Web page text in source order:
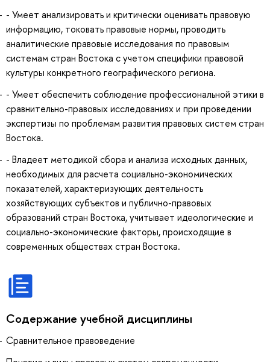
- Умеет анализировать и критически оценивать правовую
информацию, токовать правовые нормы, проводить
аналитические правовые исследования по правовым
системам стран Востока с учетом специфики правовой
культуры конкретного географического региона.
- Умеет обеспечить соблюдение профессиональной этики в
сравнительно-правовых исследованиях и при проведении
экспертизы по проблемам развития правовых систем стран
Востока.
- Владеет методикой сбора и анализа исходных данных,
необходимых для расчета социально-экономических
показателей, характеризующих деятельность
хозяйствующих субъектов и публично-правовых
образований стран Востока, учитывает идеологические и
социально-экономические факторы, происходящие в
современных обществах стран Востока.
Содержание учебной дисциплины
Сравнительное правоведение